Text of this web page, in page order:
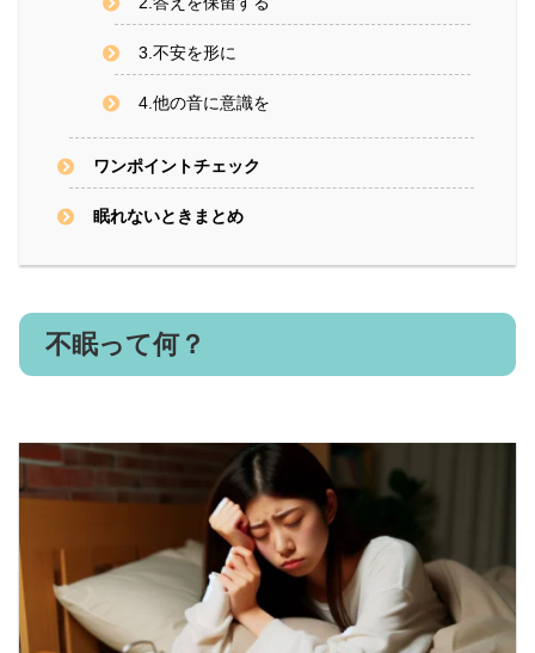
3.不安を形に
4.他の音に意識を
ワンポイントチェック
眠れないときまとめ
不眠って何？